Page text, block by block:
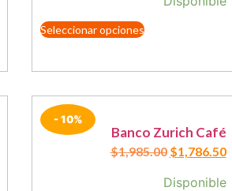
Seleccionar opciones
- 10%
Banco Zurich Café
$1,985.00 $1,786.50
Disponible